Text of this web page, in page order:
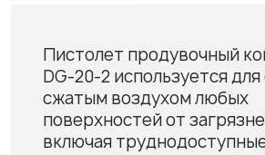
Пистолет продувочный
DG-20-2 используется
сжатым воздухом любых
поверхностей от
включая